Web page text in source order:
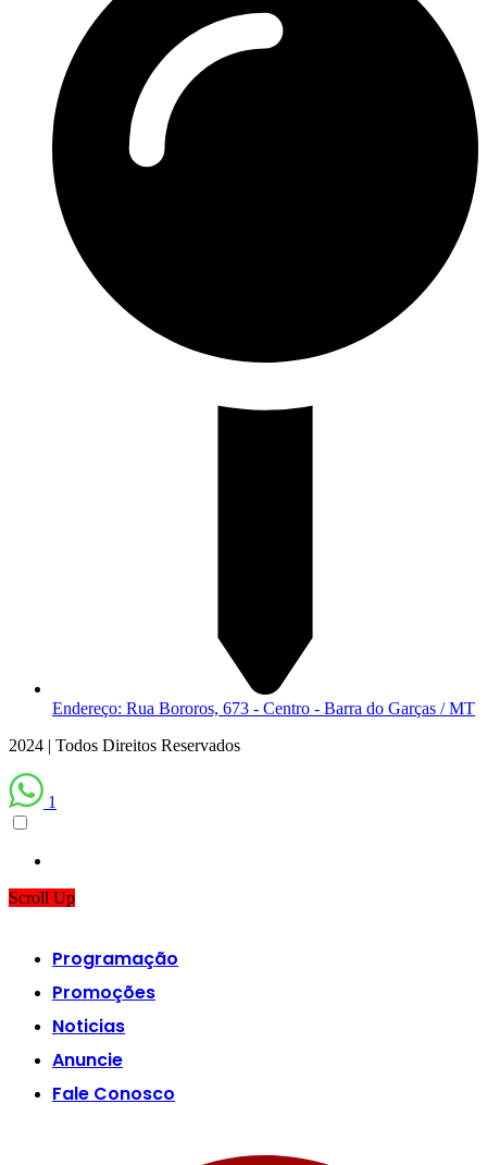
Endereço: Rua Bororos, 673 - Centro - Barra do Garças / MT
2024 | Todos Direitos Reservados
1
Scroll Up
Programação
Promoções
Noticias
Anuncie
Fale Conosco